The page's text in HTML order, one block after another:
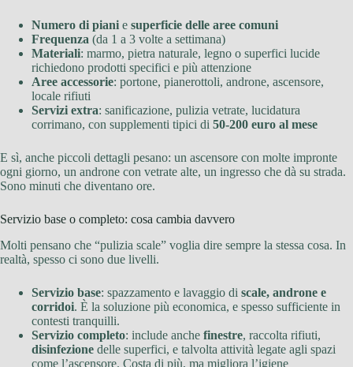
Numero di piani e superficie delle aree comuni
Frequenza (da 1 a 3 volte a settimana)
Materiali: marmo, pietra naturale, legno o superfici lucide
richiedono prodotti specifici e più attenzione
Aree accessorie: portone, pianerottoli, androne, ascensore,
locale rifiuti
Servizi extra: sanificazione, pulizia vetrate, lucidatura
corrimano, con supplementi tipici di 50-200 euro al mese
E sì, anche piccoli dettagli pesano: un ascensore con molte impronte
ogni giorno, un androne con vetrate alte, un ingresso che dà su strada.
Sono minuti che diventano ore.
Servizio base o completo: cosa cambia davvero
Molti pensano che “pulizia scale” voglia dire sempre la stessa cosa. In
realtà, spesso ci sono due livelli.
Servizio base: spazzamento e lavaggio di scale, androne e
corridoi. È la soluzione più economica, e spesso sufficiente in
contesti tranquilli.
Servizio completo: include anche finestre, raccolta rifiuti,
disinfezione delle superfici, e talvolta attività legate agli spazi
come l’ascensore. Costa di più, ma migliora l’igiene